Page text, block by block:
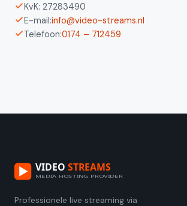
KvK: 27283490
E-mail:info@video-streams.nl
Telefoon:0174 – 712459
Professionele live streaming via